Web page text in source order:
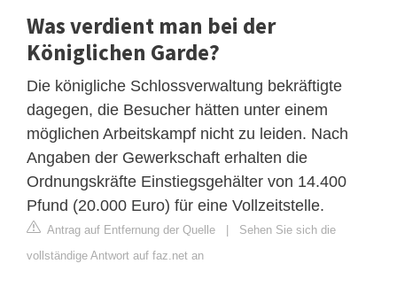
Was verdient man bei der
Königlichen Garde?
Die königliche Schlossverwaltung bekräftigte
dagegen, die Besucher hätten unter einem
möglichen Arbeitskampf nicht zu leiden. Nach
Angaben der Gewerkschaft erhalten die
Ordnungskräfte Einstiegsgehälter von 14.400
Pfund (20.000 Euro) für eine Vollzeitstelle.
Antrag auf Entfernung der Quelle | Sehen Sie sich die
vollständige Antwort auf faz.net an